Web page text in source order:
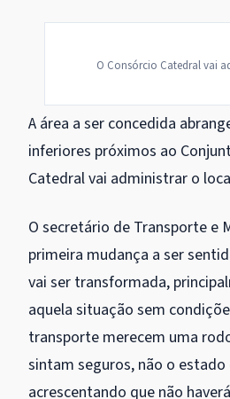
O Consórcio Catedral vai
A área a ser concedida
inferiores próximos ao
Catedral vai administrar o
O secretário de Transporte e
primeira mudança a ser
vai ser transformada,
aquela situação sem
transporte merecem uma
sintam seguros, não o
acrescentando que não